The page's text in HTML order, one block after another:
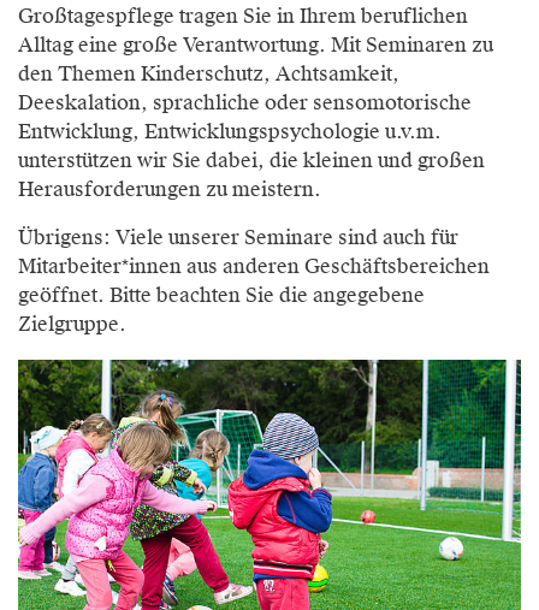
Großtagespflege tragen Sie in Ihrem beruflichen
Alltag eine große Verantwortung. Mit Seminaren zu
den Themen Kinderschutz, Achtsamkeit,
Deeskalation, sprachliche oder sensomotorische
Entwicklung, Entwicklungspsychologie u.v.m.
unterstützen wir Sie dabei, die kleinen und großen
Herausforderungen zu meistern.
Übrigens: Viele unserer Seminare sind auch für
Mitarbeiter*innen aus anderen Geschäftsbereichen
geöffnet. Bitte beachten Sie die angegebene
Zielgruppe.